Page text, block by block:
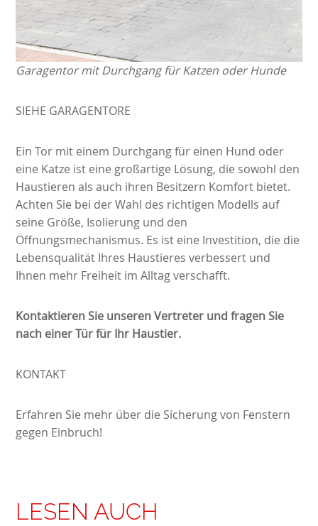
Garagentor mit Durchgang für Katzen oder Hunde
SIEHE GARAGENTORE
Ein Tor mit einem Durchgang für einen Hund oder
eine Katze ist eine großartige Lösung, die sowohl den
Haustieren als auch ihren Besitzern Komfort bietet.
Achten Sie bei der Wahl des richtigen Modells auf
seine Größe, Isolierung und den
Öffnungsmechanismus. Es ist eine Investition, die die
Lebensqualität Ihres Haustieres verbessert und
Ihnen mehr Freiheit im Alltag verschafft.
Kontaktieren Sie unseren Vertreter und fragen Sie
nach einer Tür für Ihr Haustier.
KONTAKT
Erfahren Sie mehr über die Sicherung von Fenstern
gegen Einbruch!
LESEN AUCH